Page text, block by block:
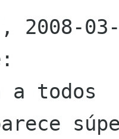
2008-
a todos